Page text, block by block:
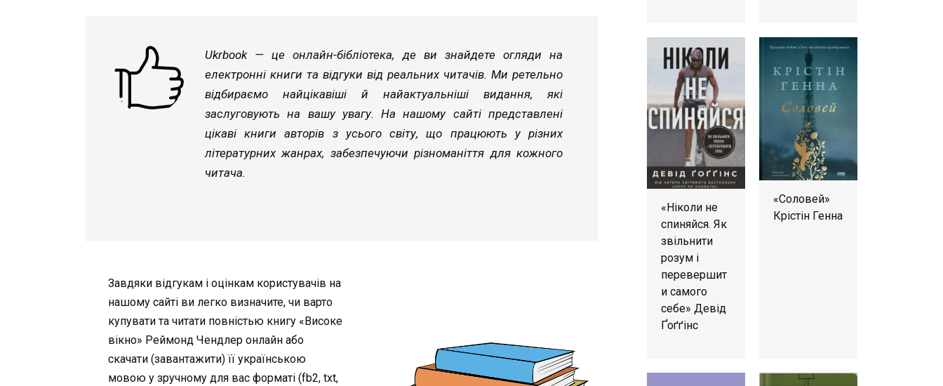
Ukrbook — це онлайн-бібліотека, де ви знайдете огляди на
електронні книги та відгуки від реальних читачів. Ми ретельно
відбираємо найцікавіші й найактуальніші видання, які
заслуговують на вашу увагу. На нашому сайті представлені
цікаві книги авторів з усього світу, що працюють у різних
літературних жанрах, забезпечуючи різноманіття для кожного
читача.
Завдяки відгукам і оцінкам користувачів на
нашому сайті ви легко визначите, чи варто
купувати та читати повністью книгу «Високе
вікно» Реймонд Чендлер онлайн або
скачати (завантажити) її українською
мовою у зручному для вас форматі (fb2, txt,
«Ніколи не
спиняйся. Як
звільнити
розум і
перевершит
и самого
себе» Девід
Ґоґґінс
«Соловей»
Крістін Генна